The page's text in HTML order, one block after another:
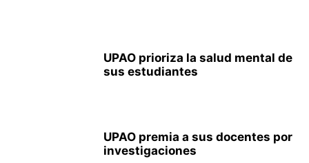
UPAO prioriza la salud mental de
sus estudiantes
UPAO premia a sus docentes por
investigaciones